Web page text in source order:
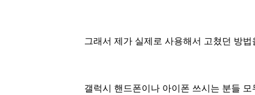
그래서 제가 실제로 사용해서 고쳤던 방
갤럭시 핸드폰이나 아이폰 쓰시는 분들